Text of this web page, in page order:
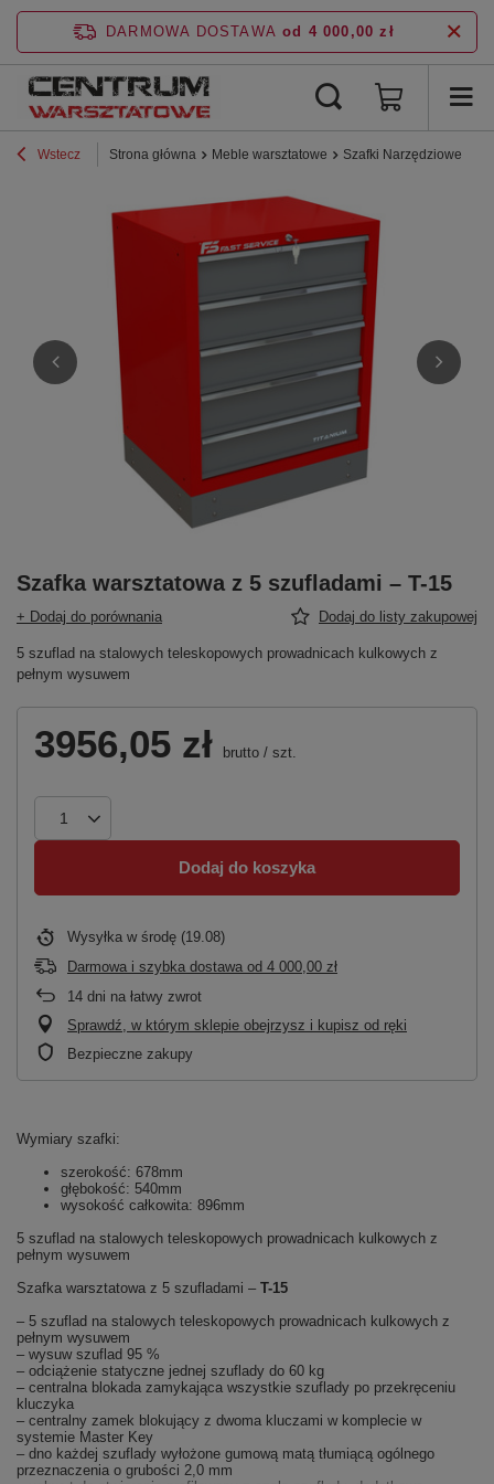
DARMOWA DOSTAWA od 4 000,00 zł
Wstecz Strona główna Meble warsztatowe Szafki Narzędziowe
Szafka warsztatowa z 5 szufladami – T-15
+ Dodaj do porównania Dodaj do listy zakupowej
5 szuflad na stalowych teleskopowych prowadnicach kulkowych z
pełnym wysuwem
3956,05 zł brutto / szt.
Dodaj do koszyka
Wysyłka w środę (19.08)
Darmowa i szybka dostawa od 4 000,00 zł
14 dni na łatwy zwrot
Sprawdź, w którym sklepie obejrzysz i kupisz od ręki
Bezpieczne zakupy
Wymiary szafki:
szerokość: 678mm
głębokość: 540mm
wysokość całkowita: 896mm
5 szuflad na stalowych teleskopowych prowadnicach kulkowych z
pełnym wysuwem
Szafka warsztatowa z 5 szufladami – T-15
– 5 szuflad na stalowych teleskopowych prowadnicach kulkowych z
pełnym wysuwem
– wysuw szuflad 95 %
– odciążenie statyczne jednej szuflady do 60 kg
– centralna blokada zamykająca wszystkie szuflady po przekręceniu
kluczyka
– centralny zamek blokujący z dwoma kluczami w komplecie w
systemie Master Key
– dno każdej szuflady wyłożone gumową matą tłumiącą ogólnego
przeznaczenia o grubości 2,0 mm